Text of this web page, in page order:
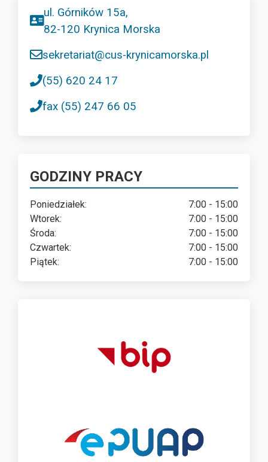
ul. Górników 15a,
82-120 Krynica Morska
sekretariat@cus-krynicamorska.pl
(55) 620 24 17
fax (55) 247 66 05
GODZINY PRACY
Poniedziałek:
7:00 - 15:00
Wtorek:
7:00 - 15:00
Środa:
7:00 - 15:00
Czwartek:
7:00 - 15:00
Piątek:
7:00 - 15:00